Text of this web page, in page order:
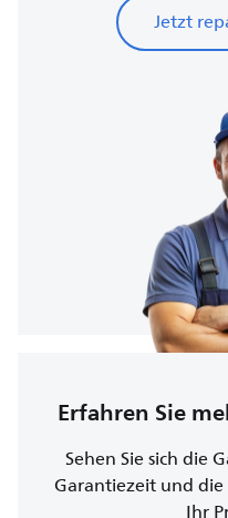
Jetzt
Erfahren Sie
Sehen Sie sich die
Garantiezeit und
Ihr